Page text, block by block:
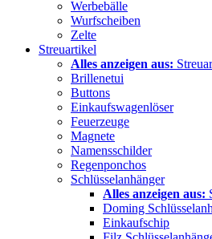
Werbebälle
Wurfscheiben
Zelte
Streuartikel
Alles anzeigen aus:
Brillenetui
Buttons
Einkaufswagenlöser
Feuerzeuge
Magnete
Namensschilder
Regenponchos
Schlüsselanhänger
Alles anzeigen aus:
Doming
Einkaufschip